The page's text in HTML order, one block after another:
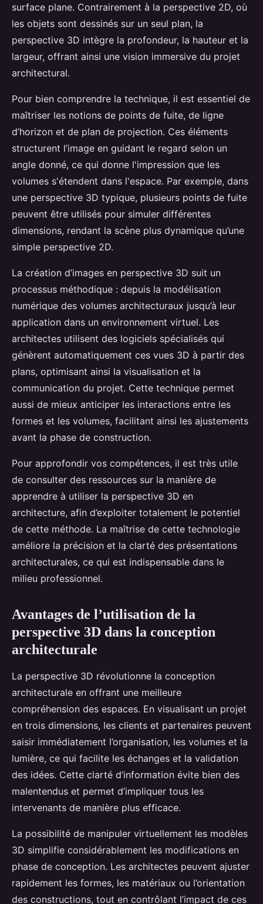
surface plane. Contrairement à la perspective 2D, où
les objets sont dessinés sur un seul plan, la
perspective 3D intègre la profondeur, la hauteur et la
largeur, offrant ainsi une vision immersive du projet
architectural.
Pour bien comprendre la technique, il est essentiel de
maîtriser les notions de points de fuite, de ligne
d’horizon et de plan de projection. Ces éléments
structurent l’image en guidant le regard selon un
angle donné, ce qui donne l'impression que les
volumes s'étendent dans l'espace. Par exemple, dans
une perspective 3D typique, plusieurs points de fuite
peuvent être utilisés pour simuler différentes
dimensions, rendant la scène plus dynamique qu’une
simple perspective 2D.
La création d’images en perspective 3D suit un
processus méthodique : depuis la modélisation
numérique des volumes architecturaux jusqu’à leur
application dans un environnement virtuel. Les
architectes utilisent des logiciels spécialisés qui
génèrent automatiquement ces vues 3D à partir des
plans, optimisant ainsi la visualisation et la
communication du projet. Cette technique permet
aussi de mieux anticiper les interactions entre les
formes et les volumes, facilitant ainsi les ajustements
avant la phase de construction.
Pour approfondir vos compétences, il est très utile
de consulter des ressources sur la manière de
apprendre à utiliser la perspective 3D en
architecture, afin d’exploiter totalement le potentiel
de cette méthode. La maîtrise de cette technologie
améliore la précision et la clarté des présentations
architecturales, ce qui est indispensable dans le
milieu professionnel.
Avantages de l’utilisation de la
perspective 3D dans la conception
architecturale
La perspective 3D révolutionne la conception
architecturale en offrant une meilleure
compréhension des espaces. En visualisant un projet
en trois dimensions, les clients et partenaires peuvent
saisir immédiatement l’organisation, les volumes et la
lumière, ce qui facilite les échanges et la validation
des idées. Cette clarté d’information évite bien des
malentendus et permet d’impliquer tous les
intervenants de manière plus efficace.
La possibilité de manipuler virtuellement les modèles
3D simplifie considérablement les modifications en
phase de conception. Les architectes peuvent ajuster
rapidement les formes, les matériaux ou l’orientation
des constructions, tout en contrôlant l’impact de ces